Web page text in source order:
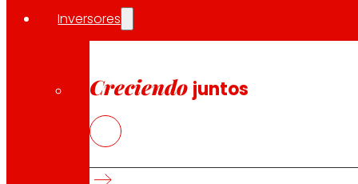
Inversores
Creciendo juntos
Síguenos
Atención al cliente: